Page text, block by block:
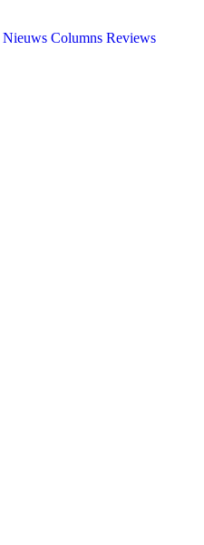
Nieuws Columns Reviews